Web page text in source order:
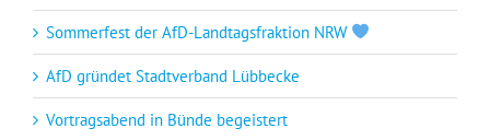
Sommerfest der AfD-Landtagsfraktion NRW
AfD gründet Stadtverband Lübbecke
Vortragsabend in Bünde begeistert